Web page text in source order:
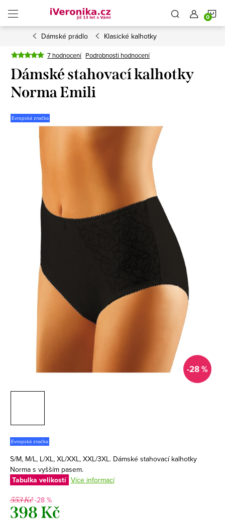
obsah
Dámské prádlo Klasické kalhotky
7 hodnocení Podrobnosti hodnocení
Dámské stahovací kalhotky
Norma Emili
Evropská značka
-28 %
Evropská značka
S/M, M/L, L/XL, XL/XXL, XXL/3XL. Dámské stahovací kalhotky
Norma s vyšším pasem.
Tabulka velikostí Více informací
553 Kč-28 %
398 Kč